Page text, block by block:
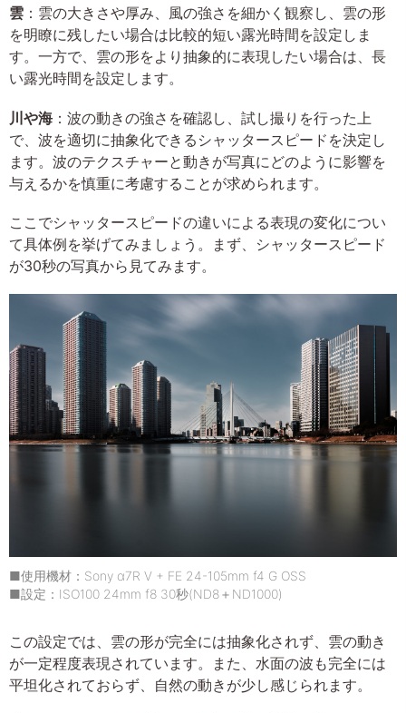
雲 ：雲の大きさや厚み、風の強さを細かく観察し、雲の形
を明瞭に残したい場合は比較的短い露光時間を設定しま
す。一方で、雲の形をより抽象的に表現したい場合は、長
い露光時間を設定します。
川や海 ：波の動きの強さを確認し、試し撮りを行った上
で、波を適切に抽象化できるシャッタースピードを決定し
ます。波のテクスチャーと動きが写真にどのように影響を
与えるかを慎重に考慮することが求められます。
ここでシャッタースピードの違いによる表現の変化につい
て具体例を挙げてみましょう。まず、シャッタースピード
が30秒の写真から見てみます。
■使用機材：Sony α7R V + FE 24-105mm f4 G OSS
■設定：ISO100 24mm f8 30秒(ND8＋ND1000)
この設定では、雲の形が完全には抽象化されず、雲の動き
が一定程度表現されています。また、水面の波も完全には
平坦化されておらず、自然の動きが少し感じられます。